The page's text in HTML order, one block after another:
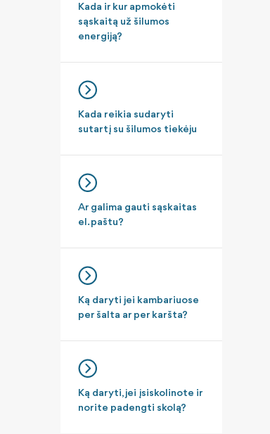
Kada ir kur apmokėti
sąskaitą už šilumos
energiją?
Kada reikia sudaryti
sutartį su šilumos tiekėju
Ar galima gauti sąskaitas
el. paštu?
Ką daryti jei kambariuose
per šalta ar per karšta?
Ką daryti, jei įsiskolinote ir
norite padengti skolą?